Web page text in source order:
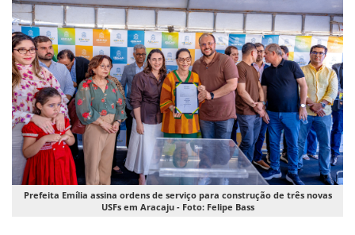
Prefeita Emília assina ordens de serviço para construção de três novas
USFs em Aracaju - Foto: Felipe Bass